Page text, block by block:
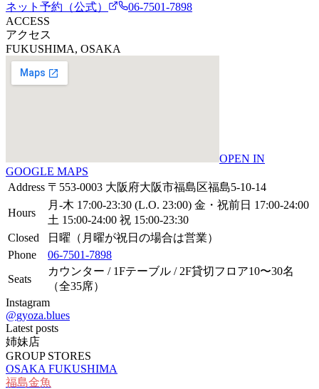
ネット予約（公式）
06-7501-7898
ACCESS
アクセス
FUKUSHIMA, OSAKA
OPEN IN
GOOGLE MAPS
Address 〒553-0003 大阪府大阪市福島区福島5-10-14
Hours
月-木 17:00-23:30 (L.O. 23:00) 金・祝前日 17:00-24:00
土 15:00-24:00 祝 15:00-23:30
Closed
日曜（月曜が祝日の場合は営業）
Phone
06-7501-7898
Seats
カウンター / 1Fテーブル / 2F貸切フロア10〜30名
（全35席）
Instagram
@gyoza.blues
Latest posts
姉妹店
GROUP STORES
OSAKA FUKUSHIMA
福島金魚